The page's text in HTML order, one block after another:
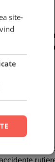
ajung
lucrătoare
în
site-